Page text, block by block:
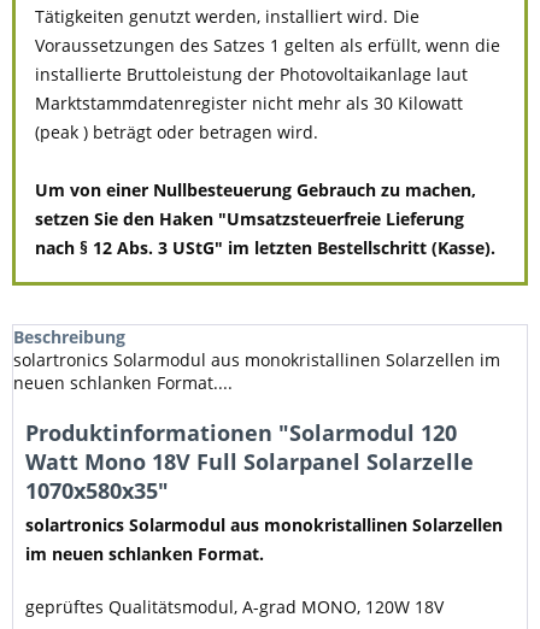
Tätigkeiten genutzt werden, installiert wird. Die
Voraussetzungen des Satzes 1 gelten als erfüllt, wenn die
installierte Bruttoleistung der Photovoltaikanlage laut
Marktstammdatenregister nicht mehr als 30 Kilowatt
(peak ) beträgt oder betragen wird.
Um von einer Nullbesteuerung Gebrauch zu machen,
setzen Sie den Haken "Umsatzsteuerfreie Lieferung
nach § 12 Abs. 3 UStG" im letzten Bestellschritt (Kasse).
Beschreibung
solartronics Solarmodul aus monokristallinen Solarzellen im
neuen schlanken Format....
Produktinformationen "Solarmodul 120
Watt Mono 18V Full Solarpanel Solarzelle
1070x580x35"
solartronics Solarmodul aus monokristallinen Solarzellen
im neuen schlanken Format.
geprüftes Qualitätsmodul, A-grad MONO, 120W 18V